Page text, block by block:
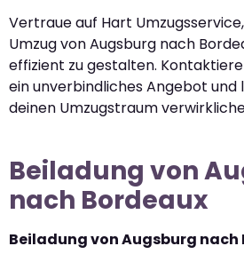
Vertraue auf Hart
Umzug von Augsburg nach
effizient zu gestalten.
ein unverbindliches Angebot und
deinen Umzugstraum
Beiladung von
nach Bordeaux
Beiladung von Augsburg nach